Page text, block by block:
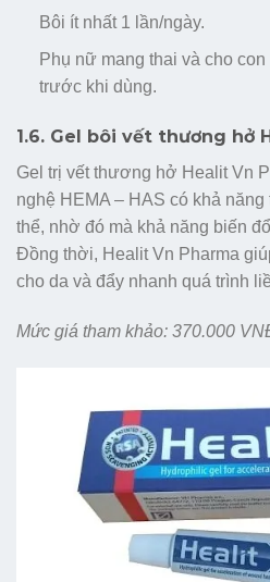
Bôi ít nhất 1 lần/ngày.
Phụ nữ mang thai và cho
trước khi dùng.
1.6. Gel bôi vết thương hở
Gel trị vết thương hở Healit Vn
nghệ HEMA – HAS có khả
thể, nhờ đó mà khả năng biến
Đồng thời, Healit Vn Pharma
cho da và đẩy nhanh quá trình
Mức giá tham khảo: 370.000